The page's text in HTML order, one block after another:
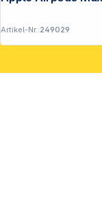
Artikel-Nr.:249029